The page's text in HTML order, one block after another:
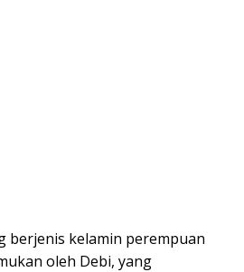
berjenis kelamin perempuan
oleh Debi, yang